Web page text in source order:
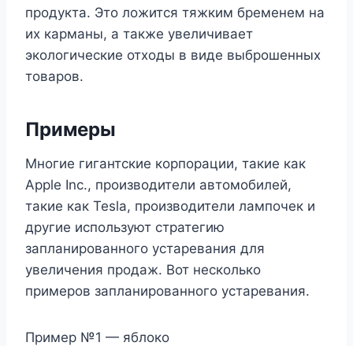
продукта. Это ложится тяжким бременем на
их карманы, а также увеличивает
экологические отходы в виде выброшенных
товаров.
Примеры
Многие гигантские корпорации, такие как
Apple Inc., производители автомобилей,
такие как Tesla, производители лампочек и
другие используют стратегию
запланированного устаревания для
увеличения продаж. Вот несколько
примеров запланированного устаревания.
Пример №1 — яблоко